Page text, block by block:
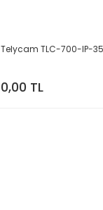
Telycam TLC-700-IP-
0,00 TL